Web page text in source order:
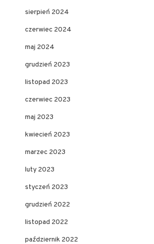
sierpień 2024
czerwiec 2024
maj 2024
grudzień 2023
listopad 2023
czerwiec 2023
maj 2023
kwiecień 2023
marzec 2023
luty 2023
styczeń 2023
grudzień 2022
listopad 2022
październik 2022